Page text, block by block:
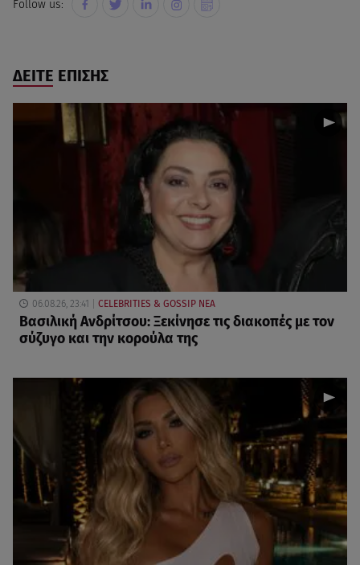
Follow us:
ΔΕΙΤΕ ΕΠΙΣΗΣ
06.08.26, 23:41 CELEBRITIES & GOSSIP ΝΕΑ
Βασιλική Ανδρίτσου: Ξεκίνησε τις διακοπές με τον
σύζυγο και την κορούλα της